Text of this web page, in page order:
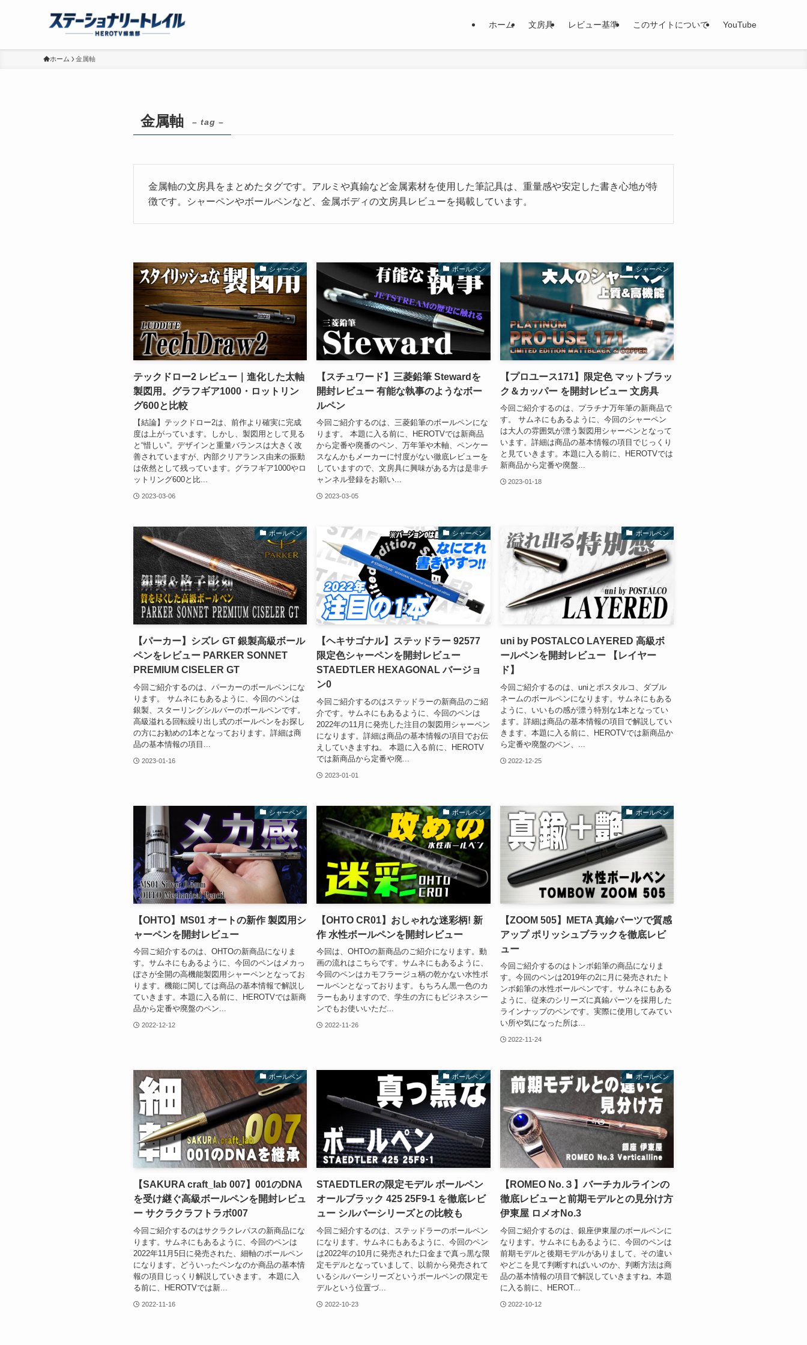
ホーム 文房具 レビュー基準 このサイトについて YouTube
ホーム 金属軸
金属軸 – tag –
金属軸の文房具をまとめたタグです。アルミや真鍮など金属素材を使用した筆記具は、重量感や安定した書き心地が特
徴です。シャーペンやボールペンなど、金属ボディの文房具レビューを掲載しています。
シャーペン
テックドロー2 レビュー｜進化した太軸
製図用。グラフギア1000・ロットリン
グ600と比較
【結論】テックドロー2は、前作より確実に完成
度は上がっています。しかし、製図用として見る
と“惜しい”。デザインと重量バランスは大きく改
善されていますが、内部クリアランス由来の振動
は依然として残っています。グラフギア1000やロ
ットリング600と比...
2023-03-06
ボールペン
【スチュワード】三菱鉛筆 Stewardを
開封レビュー 有能な執事のようなボー
ルペン
今回ご紹介するのは、三菱鉛筆のボールペンにな
ります。 本題に入る前に、HEROTVでは新商品
から定番や廃番のペン、万年筆や木軸、ペンケー
スなんかもメーカーに忖度がない徹底レビューを
していますので、文房具に興味がある方は是非チ
ャンネル登録をお願い...
2023-03-05
シャーペン
【プロユース171】限定色 マットブラッ
ク＆カッパー を開封レビュー 文房具
今回ご紹介するのは、プラチナ万年筆の新商品で
す。 サムネにもあるように、今回のシャーペン
は大人の雰囲気が漂う製図用シャーペンとなって
います。詳細は商品の基本情報の項目でじっくり
と見ていきます。本題に入る前に、HEROTVでは
新商品から定番や廃盤...
2023-01-18
ボールペン
【パーカー】シズレ GT 銀製高級ボール
ペンをレビュー PARKER SONNET
PREMIUM CISELER GT
今回ご紹介するのは、パーカーのボールペンにな
ります。 サムネにもあるように、今回のペンは
銀製、スターリングシルバーのボールペンです。
高級溢れる回転繰り出し式のボールペンをお探し
の方にお勧めの1本となっております。詳細は商
品の基本情報の項目...
2023-01-16
シャーペン
【ヘキサゴナル】ステッドラー 92577
限定色シャーペンを開封レビュー
STAEDTLER HEXAGONAL バージョ
ン0
今回ご紹介するのはステッドラーの新商品のご紹
介です。サムネにもあるように、今回のペンは
2022年の11月に発売した注目の製図用シャーペン
になります。詳細は商品の基本情報の項目でお伝
えしていきますね。 本題に入る前に、HEROTV
では新商品から定番や廃...
2023-01-01
ボールペン
uni by POSTALCO LAYERED 高級ボ
ールペンを開封レビュー 【レイヤー
ド】
今回ご紹介するのは、uniとポスタルコ、ダブル
ネームのボールペンになります。サムネにもある
ように、いいもの感が漂う特別な1本となってい
ます。詳細は商品の基本情報の項目で解説してい
きます。本題に入る前に、HEROTVでは新商品か
ら定番や廃盤のペン、...
2022-12-25
シャーペン
【OHTO】MS01 オートの新作 製図用シ
ャーペンを開封レビュー
今回ご紹介するのは、OHTOの新商品になりま
す。サムネにもあるように、今回のペンはメカっ
ぽさが全開の高機能製図用シャーペンとなってお
ります。機能に関しては商品の基本情報で解説し
ていきます。本題に入る前に、HEROTVでは新商
品から定番や廃盤のペン...
2022-12-12
ボールペン
【OHTO CR01】おしゃれな迷彩柄! 新
作 水性ボールペンを開封レビュー
今回は、OHTOの新商品のご紹介になります。動
画の流れはこちらです。サムネにもあるように、
今回のペンはカモフラージュ柄の乾かない水性ボ
ールペンとなっております。もちろん黒一色のカ
ラーもありますので、学生の方にもビジネスシー
ンでもお使いいただ...
2022-11-26
ボールペン
【ZOOM 505】META 真鍮パーツで質感
アップ ポリッシュブラックを徹底レビ
ュー
今回ご紹介するのはトンボ鉛筆の商品になりま
す。今回のペンは2019年の2に月に発売されたト
ンボ鉛筆の水性ボールペンです。サムネにもある
ように、従来のシリーズに真鍮パーツを採用した
ラインナップのペンです。実際に使用してみてい
い所や気になった所は...
2022-11-24
ボールペン
【SAKURA craft_lab 007】001のDNA
を受け継ぐ高級ボールペンを開封レビュ
ー サクラクラフトラボ007
今回ご紹介するのはサクラクレパスの新商品にな
ります。サムネにもあるように、今回のペンは
2022年11月5日に発売された、細軸のボールペン
になります。どういったペンなのか商品の基本情
報の項目じっくり解説していきます。 本題に入
る前に、HEROTVでは新...
2022-11-16
ボールペン
STAEDTLERの限定モデル ボールペン
オールブラック 425 25F9-1 を徹底レビ
ュー シルバーシリーズとの比較も
今回ご紹介するのは、ステッドラーのボールペン
になります。サムネにもあるように、今回のペン
は2022年の10月に発売された口金まで真っ黒な限
定モデルとなっていまして、以前から発売されて
いるシルバーシリーズというボールペンの限定モ
デルという位置づ...
2022-10-23
ボールペン
【ROMEO No.３】バーチカルラインの
徹底レビューと前期モデルとの見分け方
伊東屋 ロメオNo.3
今回ご紹介するのは、銀座伊東屋のボールペンに
なります。サムネにもあるように、今回のペンは
前期モデルと後期モデルがありまして、その違い
やどこを見て判断すればいいのか、判断方法は商
品の基本情報の項目で解説していきますね。本題
に入る前に、HEROT...
2022-10-12